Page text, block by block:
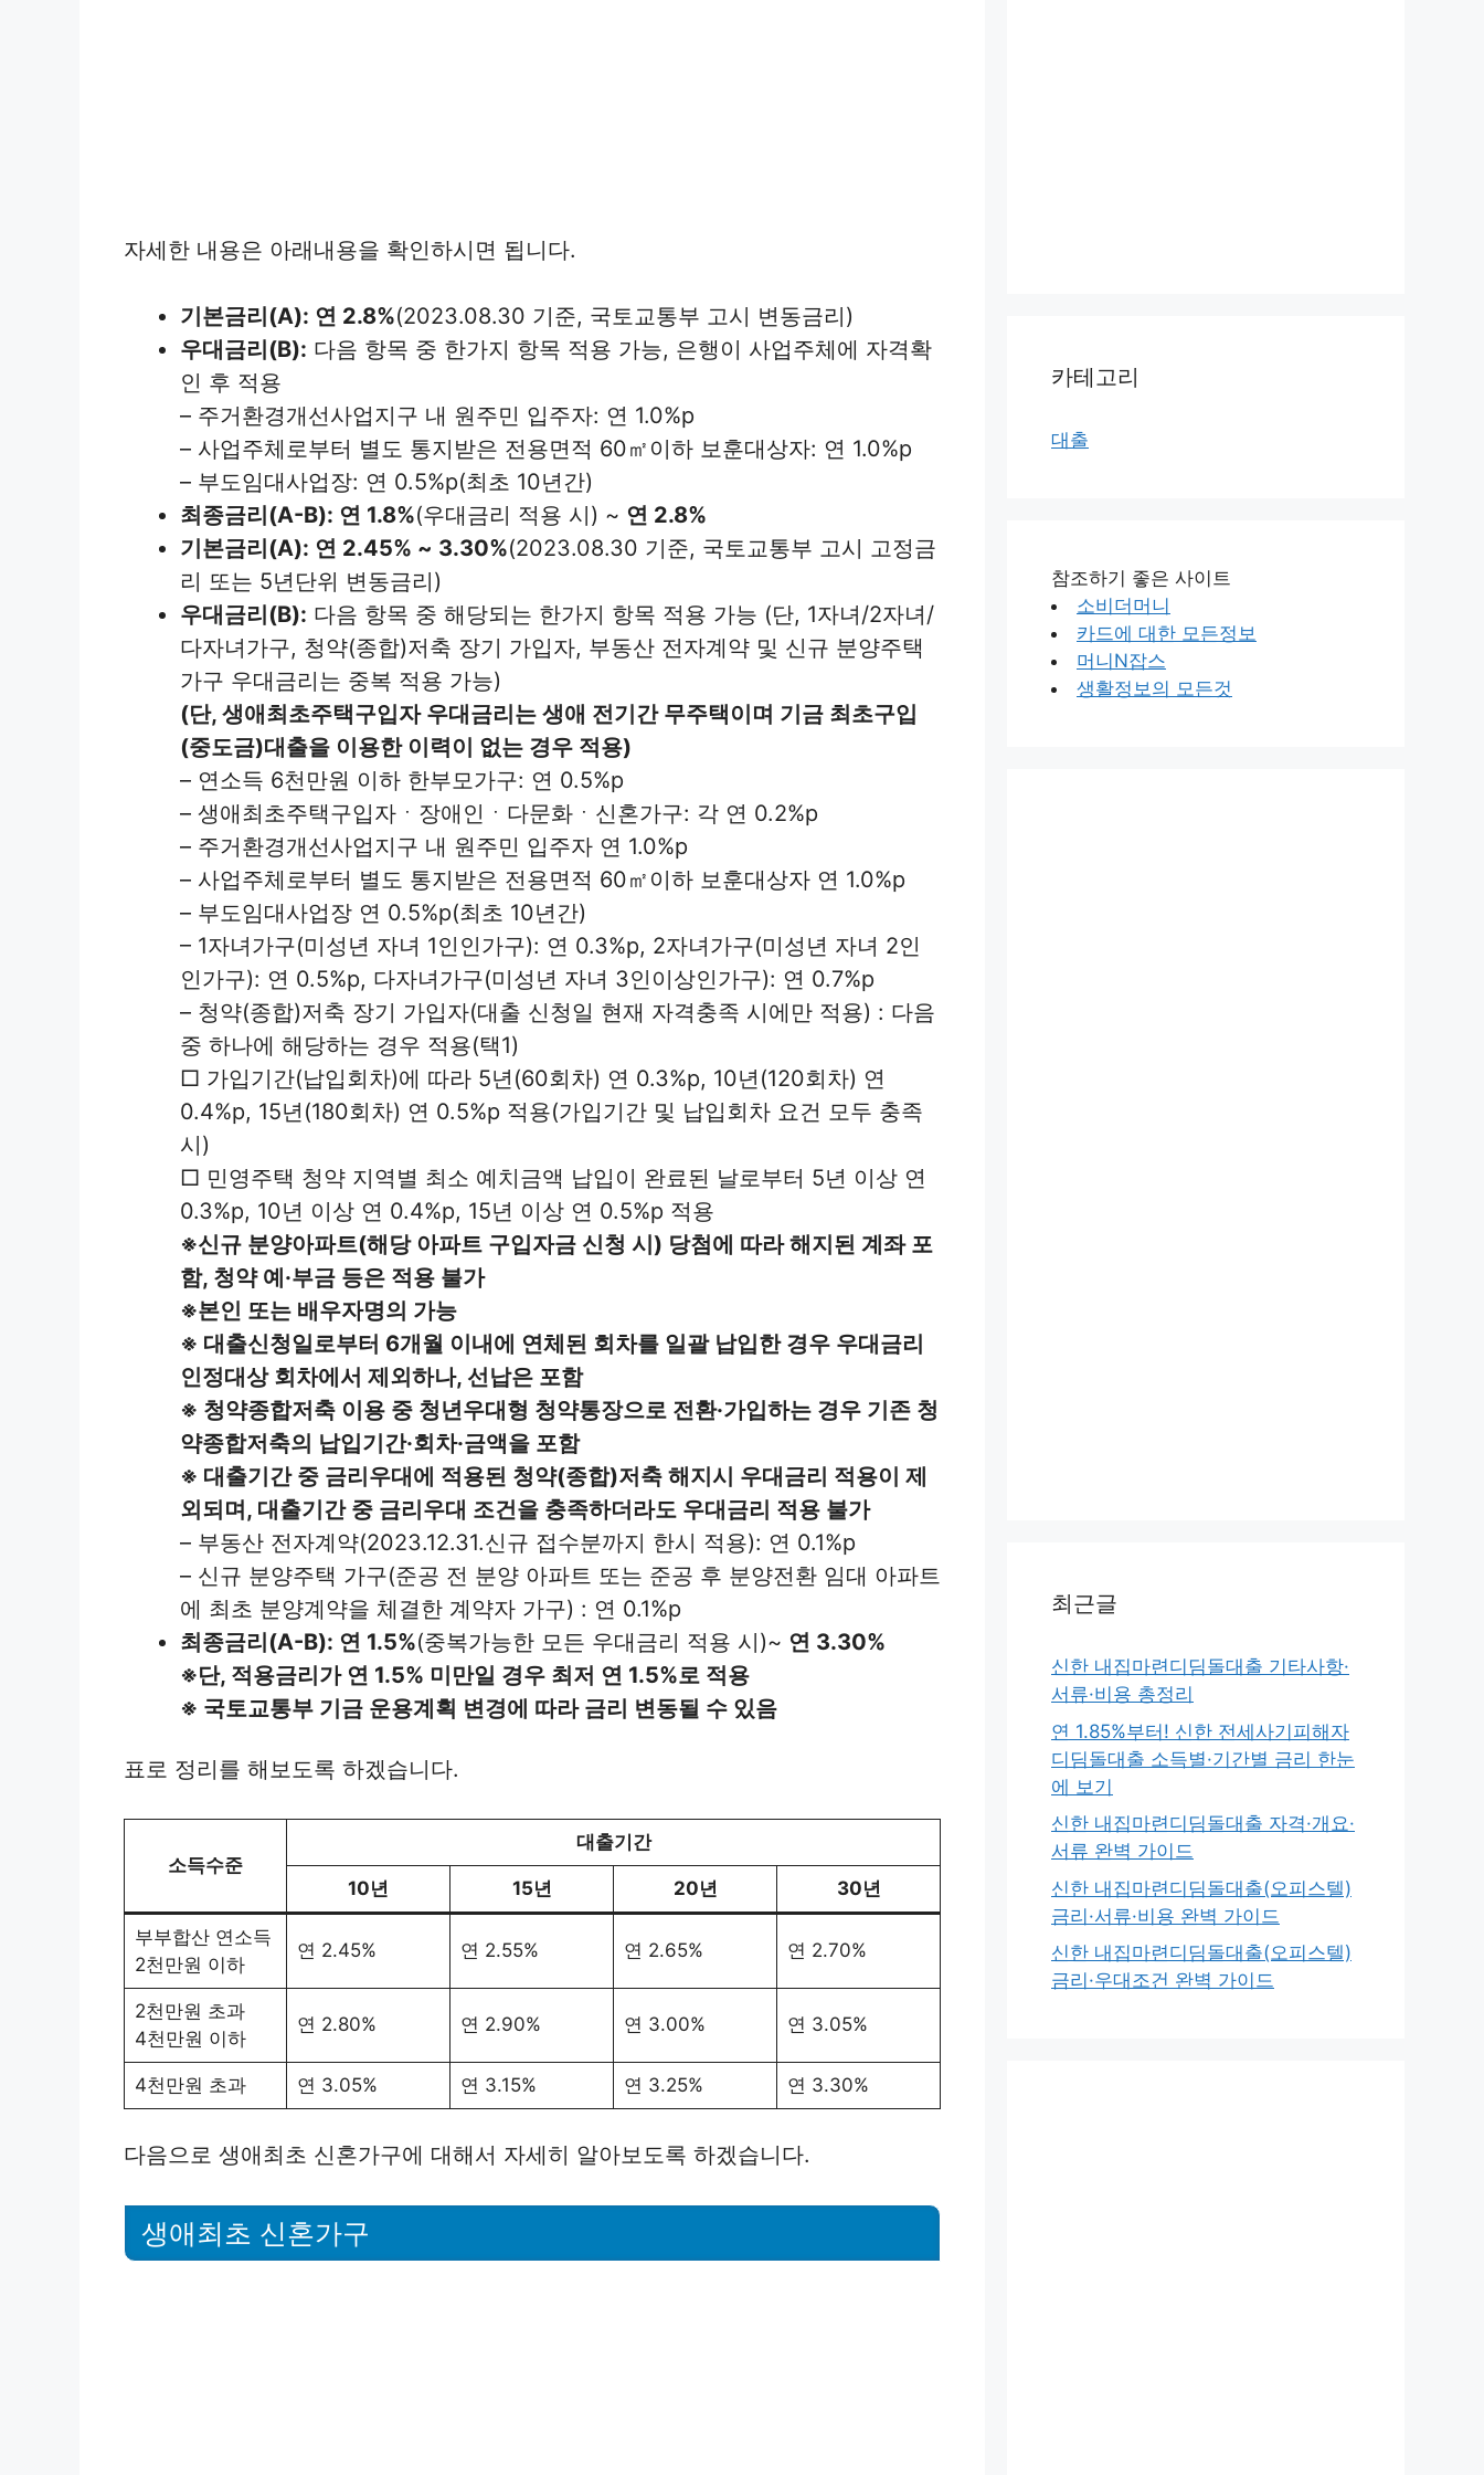
자세한 내용은 아래내용을 확인하시면 됩니다.
기본금리(A): 연 2.8%(2023.08.30 기준, 국토교통부 고시 변동금리)
우대금리(B): 다음 항목 중 한가지 항목 적용 가능, 은행이 사업주체에 자격확
인 후 적용
– 주거환경개선사업지구 내 원주민 입주자: 연 1.0%p
– 사업주체로부터 별도 통지받은 전용면적 60㎡이하 보훈대상자: 연 1.0%p
– 부도임대사업장: 연 0.5%p(최초 10년간)
최종금리(A-B): 연 1.8%(우대금리 적용 시) ~ 연 2.8%
기본금리(A): 연 2.45% ~ 3.30%(2023.08.30 기준, 국토교통부 고시 고정금
리 또는 5년단위 변동금리)
우대금리(B): 다음 항목 중 해당되는 한가지 항목 적용 가능 (단, 1자녀/2자녀/
다자녀가구, 청약(종합)저축 장기 가입자, 부동산 전자계약 및 신규 분양주택
가구 우대금리는 중복 적용 가능)
(단, 생애최초주택구입자 우대금리는 생애 전기간 무주택이며 기금 최초구입
(중도금)대출을 이용한 이력이 없는 경우 적용)
– 연소득 6천만원 이하 한부모가구: 연 0.5%p
– 생애최초주택구입자ㆍ장애인ㆍ다문화ㆍ신혼가구: 각 연 0.2%p
– 주거환경개선사업지구 내 원주민 입주자 연 1.0%p
– 사업주체로부터 별도 통지받은 전용면적 60㎡이하 보훈대상자 연 1.0%p
– 부도임대사업장 연 0.5%p(최초 10년간)
– 1자녀가구(미성년 자녀 1인인가구): 연 0.3%p, 2자녀가구(미성년 자녀 2인
인가구): 연 0.5%p, 다자녀가구(미성년 자녀 3인이상인가구): 연 0.7%p
– 청약(종합)저축 장기 가입자(대출 신청일 현재 자격충족 시에만 적용) : 다음
중 하나에 해당하는 경우 적용(택1)
□ 가입기간(납입회차)에 따라 5년(60회차) 연 0.3%p, 10년(120회차) 연
0.4%p, 15년(180회차) 연 0.5%p 적용(가입기간 및 납입회차 요건 모두 충족
시)
□ 민영주택 청약 지역별 최소 예치금액 납입이 완료된 날로부터 5년 이상 연
0.3%p, 10년 이상 연 0.4%p, 15년 이상 연 0.5%p 적용
※신규 분양아파트(해당 아파트 구입자금 신청 시) 당첨에 따라 해지된 계좌 포
함, 청약 예·부금 등은 적용 불가
※본인 또는 배우자명의 가능
※ 대출신청일로부터 6개월 이내에 연체된 회차를 일괄 납입한 경우 우대금리
인정대상 회차에서 제외하나, 선납은 포함
※ 청약종합저축 이용 중 청년우대형 청약통장으로 전환·가입하는 경우 기존 청
약종합저축의 납입기간·회차·금액을 포함
※ 대출기간 중 금리우대에 적용된 청약(종합)저축 해지시 우대금리 적용이 제
외되며, 대출기간 중 금리우대 조건을 충족하더라도 우대금리 적용 불가
– 부동산 전자계약(2023.12.31.신규 접수분까지 한시 적용): 연 0.1%p
– 신규 분양주택 가구(준공 전 분양 아파트 또는 준공 후 분양전환 임대 아파트
에 최초 분양계약을 체결한 계약자 가구) : 연 0.1%p
최종금리(A-B): 연 1.5%(중복가능한 모든 우대금리 적용 시)~ 연 3.30%
※단, 적용금리가 연 1.5% 미만일 경우 최저 연 1.5%로 적용
※ 국토교통부 기금 운용계획 변경에 따라 금리 변동될 수 있음
표로 정리를 해보도록 하겠습니다.
소득수준
대출기간
10년 15년 20년 30년
부부합산 연소득
2천만원 이하
연 2.45% 연 2.55% 연 2.65% 연 2.70%
2천만원 초과
4천만원 이하
연 2.80% 연 2.90% 연 3.00% 연 3.05%
4천만원 초과 연 3.05% 연 3.15% 연 3.25% 연 3.30%
다음으로 생애최초 신혼가구에 대해서 자세히 알아보도록 하겠습니다.
생애최초 신혼가구
카테고리
대출
참조하기 좋은 사이트
소비더머니
카드에 대한 모든정보
머니N잡스
생활정보의 모든것
최근글
신한 내집마련디딤돌대출 기타사항·
서류·비용 총정리
연 1.85%부터! 신한 전세사기피해자
디딤돌대출 소득별·기간별 금리 한눈
에 보기
신한 내집마련디딤돌대출 자격·개요·
서류 완벽 가이드
신한 내집마련디딤돌대출(오피스텔)
금리·서류·비용 완벽 가이드
신한 내집마련디딤돌대출(오피스텔)
금리·우대조건 완벽 가이드